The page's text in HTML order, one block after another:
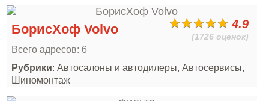
4.9
(1726 оценок)
БорисХоф Volvo
Всего адресов: 6
Рубрики: Автосалоны и автодилеры, Автосервисы,
Шиномонтаж